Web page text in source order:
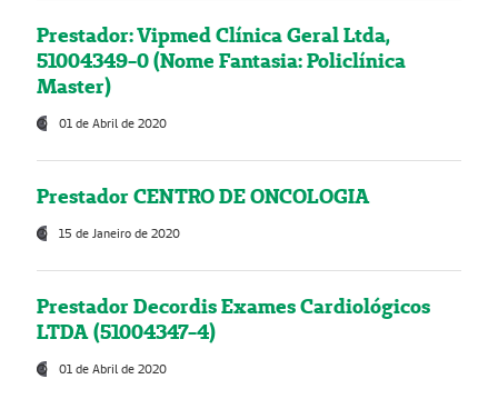
Prestador: Vipmed Clínica Geral Ltda,
51004349-0 (Nome Fantasia: Policlínica
Master)
01 de Abril de 2020
Prestador CENTRO DE ONCOLOGIA
15 de Janeiro de 2020
Prestador Decordis Exames Cardiológicos
LTDA (51004347-4)
01 de Abril de 2020